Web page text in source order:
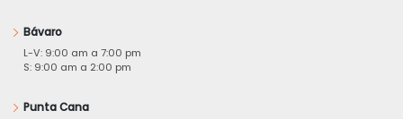
Bávaro
L-V: 9:00 am a 7:00 pm
S: 9:00 am a 2:00 pm
Punta Cana